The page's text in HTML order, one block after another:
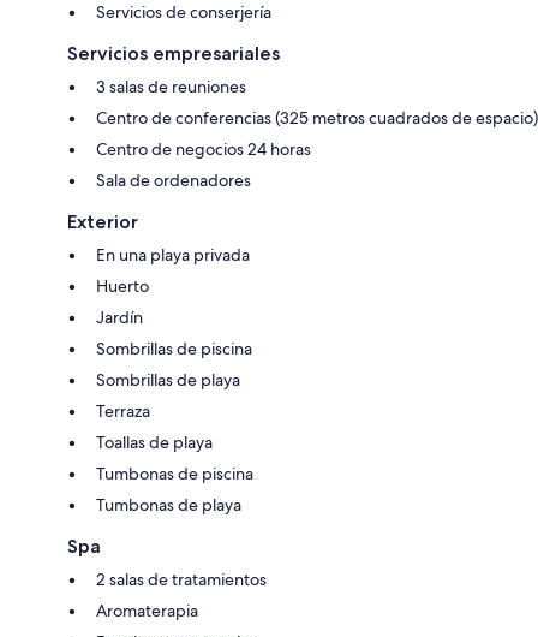
Servicios de conserjería
Servicios empresariales
3 salas de reuniones
Centro de conferencias (325 metros cuadrados de espacio)
Centro de negocios 24 horas
Sala de ordenadores
Exterior
En una playa privada
Huerto
Jardín
Sombrillas de piscina
Sombrillas de playa
Terraza
Toallas de playa
Tumbonas de piscina
Tumbonas de playa
Spa
2 salas de tratamientos
Aromaterapia